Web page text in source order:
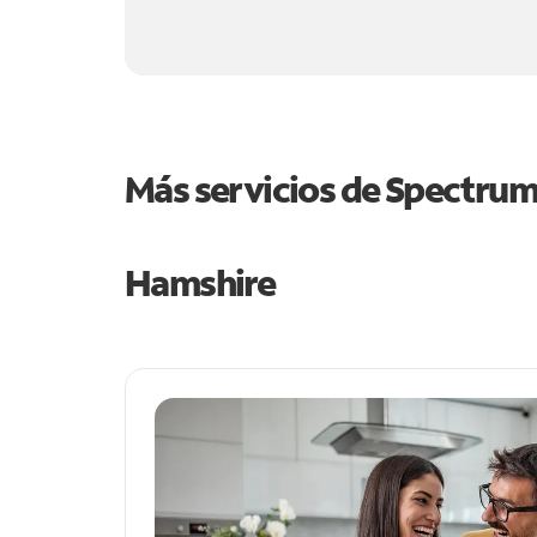
Más servicios de
Hamshire